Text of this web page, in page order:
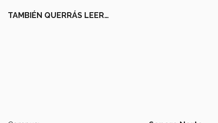
TAMBIÉN QUERRÁS LEER…